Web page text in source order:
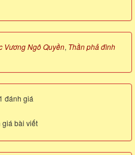
Vương Ngô Quyền, Thần phả đình
đánh giá
giá bài viết